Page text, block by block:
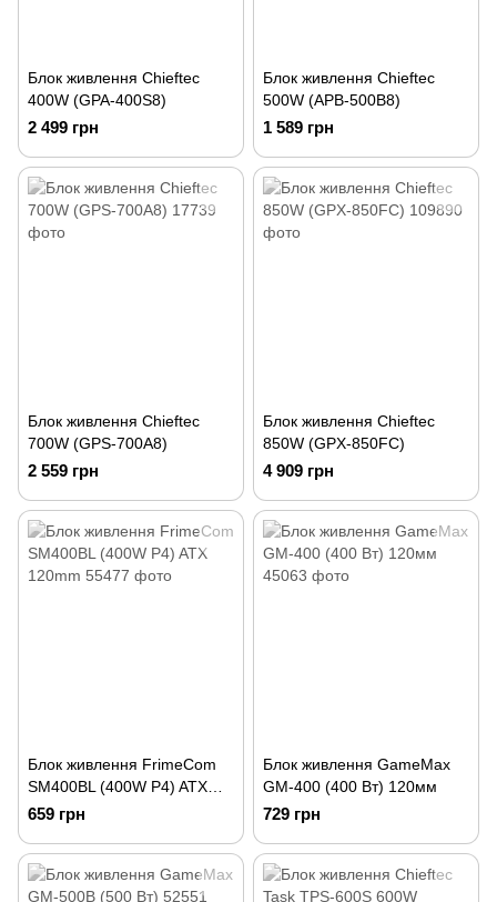
Блок живлення Chieftec
400W (GPA-400S8)
2 499 грн
Блок живлення Chieftec
500W (APB-500B8)
1 589 грн
Блок живлення Chieftec
700W (GPS-700A8)
2 559 грн
Блок живлення Chieftec
850W (GPX-850FC)
4 909 грн
Блок живлення FrimeCom
SM400BL (400W P4) ATX
120mm
659 грн
Блок живлення GameMax
GM-400 (400 Вт) 120мм
729 грн